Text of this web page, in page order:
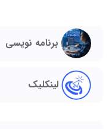
برنامه نویسی
لینکلیک